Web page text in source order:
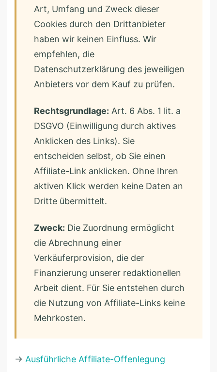
Art, Umfang und Zweck dieser
Cookies durch den Drittanbieter
haben wir keinen Einfluss. Wir
empfehlen, die
Datenschutzerklärung des jeweiligen
Anbieters vor dem Kauf zu prüfen.
Rechtsgrundlage: Art. 6 Abs. 1 lit. a
DSGVO (Einwilligung durch aktives
Anklicken des Links). Sie
entscheiden selbst, ob Sie einen
Affiliate-Link anklicken. Ohne Ihren
aktiven Klick werden keine Daten an
Dritte übermittelt.
Zweck: Die Zuordnung ermöglicht
die Abrechnung einer
Verkäuferprovision, die der
Finanzierung unserer redaktionellen
Arbeit dient. Für Sie entstehen durch
die Nutzung von Affiliate-Links keine
Mehrkosten.
→ Ausführliche Affiliate-Offenlegung